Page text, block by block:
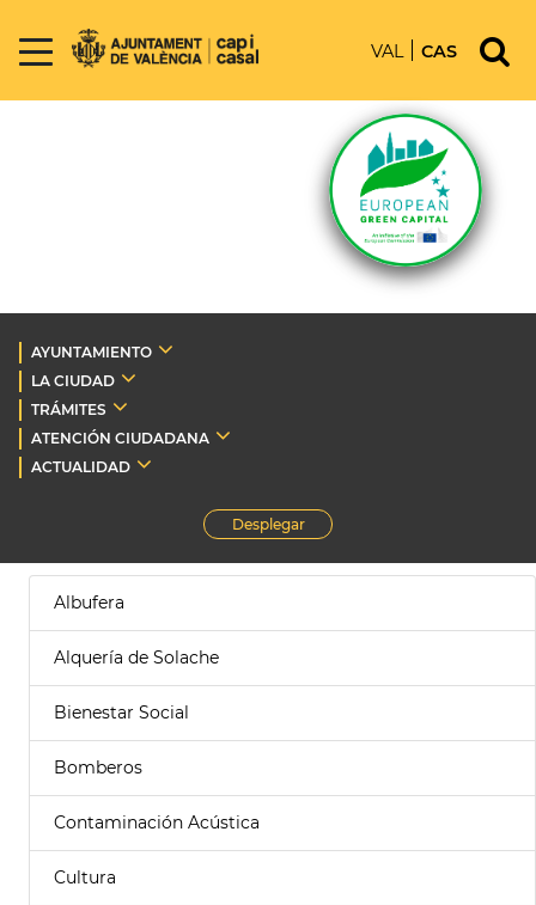
VAL CAS
AYUNTAMIENTO
LA CIUDAD
TRÁMITES
ATENCIÓN CIUDADANA
ACTUALIDAD
Desplegar
Albufera
Alquería de Solache
Bienestar Social
Bomberos
Contaminación Acústica
Cultura